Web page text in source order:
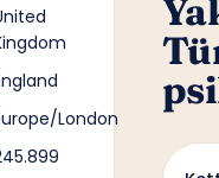
London